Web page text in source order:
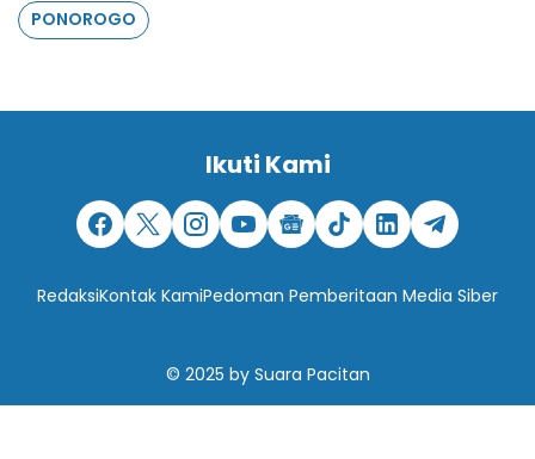
PONOROGO
Ikuti Kami
RedaksiKontak KamiPedoman Pemberitaan Media Siber
© 2025 by Suara Pacitan